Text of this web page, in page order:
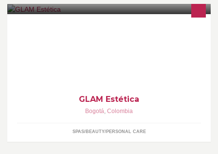
GLAM Estética
Bogotá, Colombia
SPAS/BEAUTY/PERSONAL CARE